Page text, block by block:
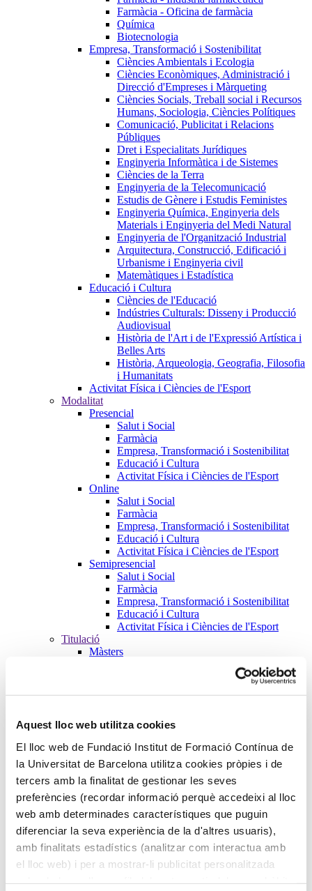
Aquest lloc web utilitza cookies
El lloc web de Fundació Institut de Formació Contínua de
la Universitat de Barcelona utilitza cookies pròpies i de
tercers amb la finalitat de gestionar les seves
preferències (recordar informació perquè accedeixi al lloc
web amb determinades característiques que puguin
diferenciar la seva experiència de la d'altres usuaris),
amb finalitats estadístics (analitzar com interactua amb
el lloc web) i per a mostrar-li publicitat personalitzada
Farmàcia - Oficina de farmàcia
Química
Biotecnologia
Empresa, Transformació i Sostenibilitat
Ciències Ambientals i Ecologia
Ciències Econòmiques, Administració i
Direcció d'Empreses i Màrqueting
Ciències Socials, Treball social i Recursos
Humans, Sociologia, Ciències Polítiques
Comunicació, Publicitat i Relacions
Públiques
Dret i Especialitats Jurídiques
Enginyeria Informàtica i de Sistemes
Ciències de la Terra
Enginyeria de la Telecomunicació
Estudis de Gènere i Estudis Feministes
Enginyeria Química, Enginyeria dels
Materials i Enginyeria del Medi Natural
Enginyeria de l'Organització Industrial
Arquitectura, Construcció, Edificació i
Urbanisme i Enginyeria civil
Matemàtiques i Estadística
Educació i Cultura
Ciències de l'Educació
Indústries Culturals: Disseny i Producció
Audiovisual
Història de l'Art i de l'Expressió Artística i
Belles Arts
Història, Arqueologia, Geografia, Filosofia
i Humanitats
Activitat Física i Ciències de l'Esport
Modalitat
Presencial
Salut i Social
Farmàcia
Empresa, Transformació i Sostenibilitat
Educació i Cultura
Activitat Física i Ciències de l'Esport
Online
Salut i Social
Farmàcia
Empresa, Transformació i Sostenibilitat
Educació i Cultura
Activitat Física i Ciències de l'Esport
Semipresencial
Salut i Social
Farmàcia
Empresa, Transformació i Sostenibilitat
Educació i Cultura
Activitat Física i Ciències de l'Esport
Titulació
Màsters
Formació de Postgraus
Farmàcia
Empresa, Transformació i Sostenibilitat
Educació i Cultura
Activitat Física i Ciències de l'Esport
Cursos
Salut i Social
Farmàcia
Empresa, Transformació i Sostenibilitat
Educació i Cultura
Activitat Física i Ciències de l'Esport